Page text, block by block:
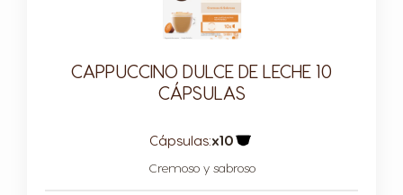
CAPPUCCINO DULCE DE LECHE 10
CÁPSULAS
Cápsulas:x10
Cremoso y sabroso